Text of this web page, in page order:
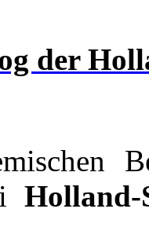
der
Holland-